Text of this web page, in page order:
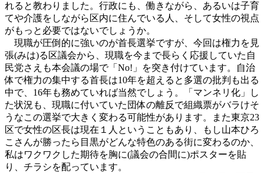
れると教わりました。行政にも、働きながら、あるいは子育
てや介護をしながら区内に住んでいる人、そして女性の視点
がもっと必要ではないでしょうか。
現職が圧倒的に強いのが首長選挙ですが、今回は権力を見
張(みは)る区議会から、現職を今まで長らく応援していた自
民党さえも本会議の場で「No!」を突き付けています。自治
体で権力の集中する首長は10年を超えると多選の批判も出る
中で、16年も務めていれば当然でしょう。「マンネリ化」し
た状況も、現職に付いていた団体の離反で組織票がバラけそ
うなこの選挙で大きく変わる可能性があります。また東京23
区で女性の区長は現在１人ということもあり、もし山本ひろ
こさんが勝ったら目黒がどんな特色のある街に変わるのか、
私はワクワクした期待を胸に(議会の合間に)ポスターを貼
り、チラシを配っています。